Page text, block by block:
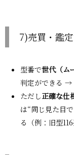
7)売買・鑑
型番で世代（ム
判定ができる →
ただし正確な仕
は“同じ見た目
る（例：旧型